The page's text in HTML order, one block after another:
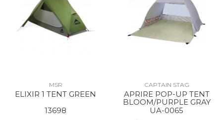
MSR
ELIXIR 1 TENT GREEN
13698
CAPTAIN STAG
APRIRE POP-UP TENT
BLOOM/PURPLE GRAY
UA-0065